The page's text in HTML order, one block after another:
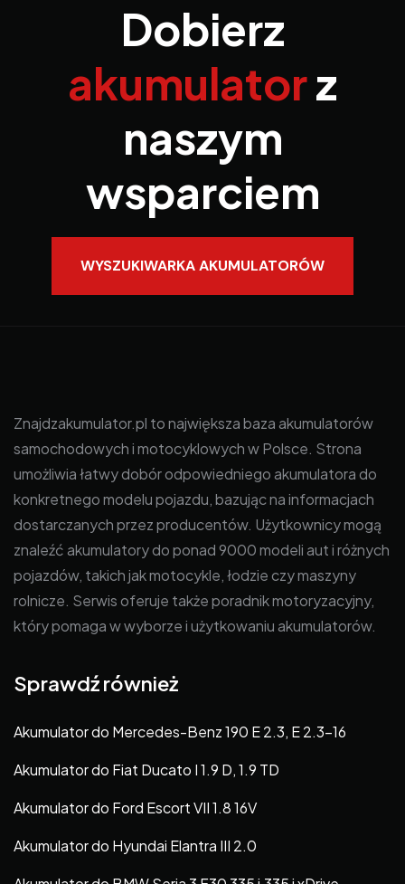
Dobierz
akumulatorz
naszym
wsparciem
WYSZUKIWARKA AKUMULATORÓW
Znajdzakumulator.pl to największa baza akumulatorów
samochodowych i motocyklowych w Polsce. Strona
umożliwia łatwy dobór odpowiedniego akumulatora do
konkretnego modelu pojazdu, bazując na informacjach
dostarczanych przez producentów. Użytkownicy mogą
znaleźć akumulatory do ponad 9000 modeli aut i różnych
pojazdów, takich jak motocykle, łodzie czy maszyny
rolnicze. Serwis oferuje także poradnik motoryzacyjny,
który pomaga w wyborze i użytkowaniu akumulatorów.
Sprawdź również
Akumulator do Mercedes-Benz 190 E 2.3, E 2.3-16
Akumulator do Fiat Ducato I 1.9 D, 1.9 TD
Akumulator do Ford Escort VII 1.8 16V
Akumulator do Hyundai Elantra III 2.0